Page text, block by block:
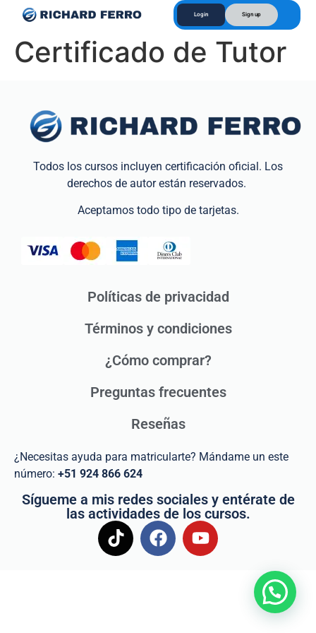
Login Sign up
Certificado de Tutor
Todos los cursos incluyen certificación oficial. Los
derechos de autor están reservados.
Aceptamos todo tipo de tarjetas.
Políticas de privacidad
Términos y condiciones
¿Cómo comprar?
Preguntas frecuentes
Reseñas
¿Necesitas ayuda para matricularte? Mándame un este
número: +51 924 866 624
Sígueme a mis redes sociales y entérate de
las actividades de los cursos.